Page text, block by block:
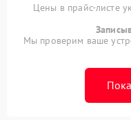
Цены в прайс-листе
Мы проверим ваше